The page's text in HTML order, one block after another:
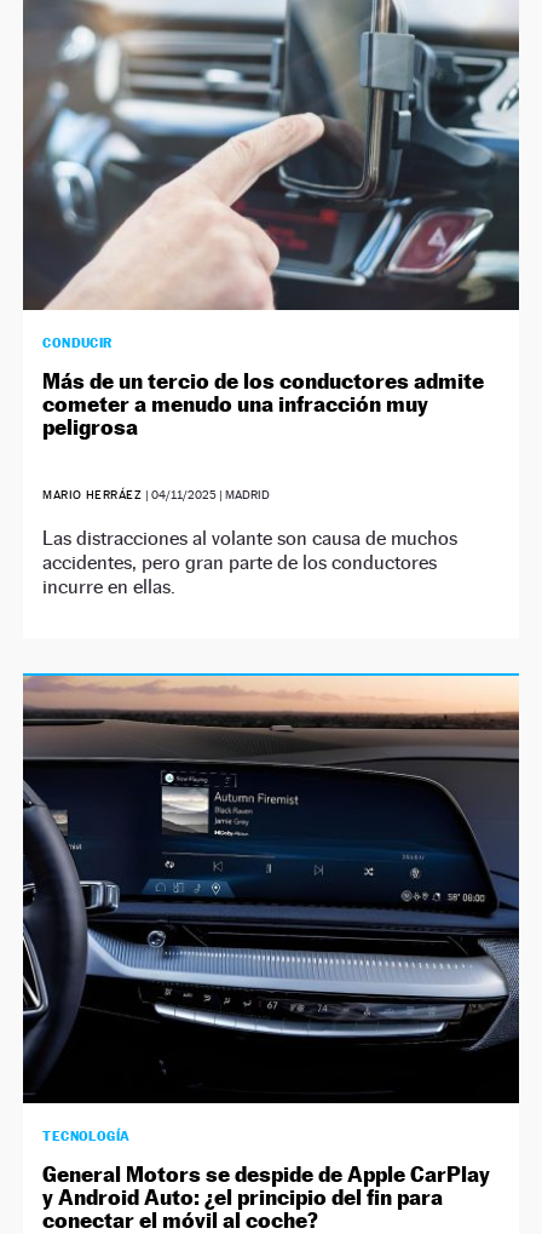
NEWSLETTER
SÍGUENOS
CONDUCIR
Más de un tercio de los conductores admite
cometer a menudo una infracción muy
peligrosa
MARIO HERRÁEZ | 04/11/2025| MADRID
Las distracciones al volante son causa de muchos
accidentes, pero gran parte de los conductores
incurre en ellas.
TECNOLOGÍA
General Motors se despide de Apple CarPlay
y Android Auto: ¿el principio del fin para
conectar el móvil al coche?